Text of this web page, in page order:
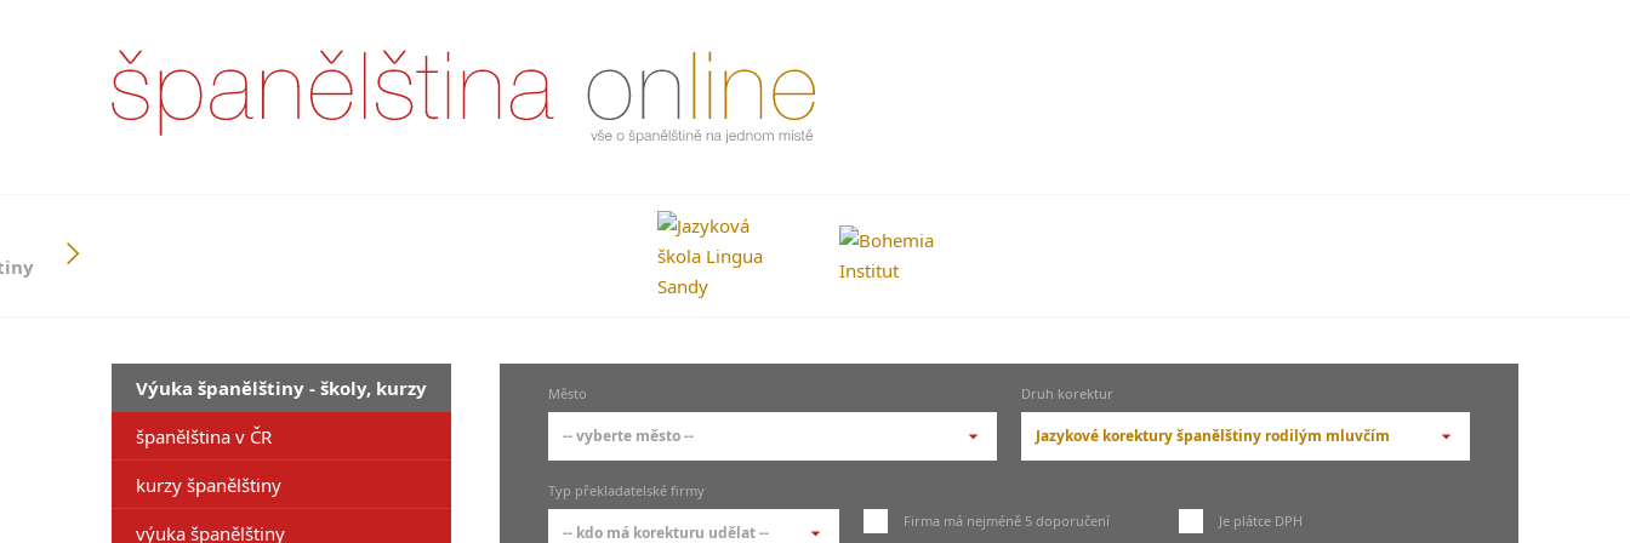
Výuka španělštiny - školy, kurzy
španělština v ČR
kurzy španělštiny
výuka španělštiny
Město
-- vyberte město --
-- vyberte město --
pražské městské části
Druh korektur
Jazykové korektury španělštiny rodilým mluvčím
Slohové korektury španělštiny jazykovým
Typ překladatelské firmy
-- kdo má korekturu udělat --
Firma má nejméně 5 doporučení Je plátce DPH